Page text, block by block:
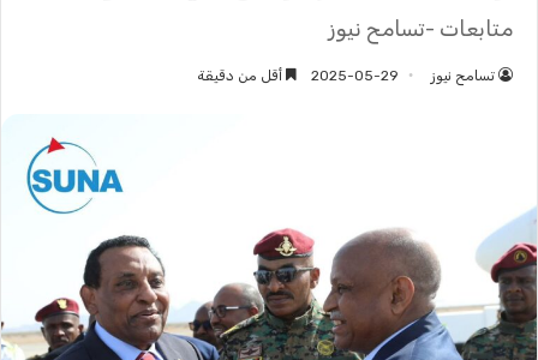
متابعات -تسامح نيوز
تسامح نيوز 2025-05-29 أقل من دقيقة